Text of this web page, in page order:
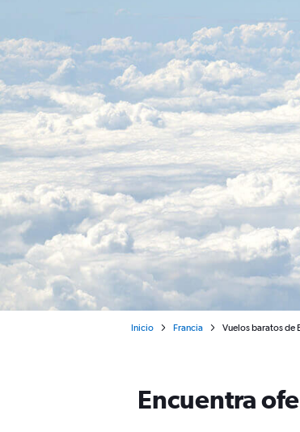
Inicio Francia Vuelos baratos de
Encuentra